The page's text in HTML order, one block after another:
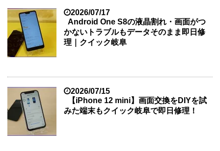
2026/07/17
Android One S8の液晶割れ・画面がつ
かないトラブルもデータそのまま即日修
理｜クイック岐阜
2026/07/15
【iPhone 12 mini】画面交換をDIYを試
みた端末もクイック岐阜で即日修理！